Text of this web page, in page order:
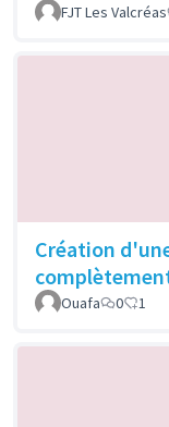
FJT Les Valcréas
Création
Ouafa 0 1